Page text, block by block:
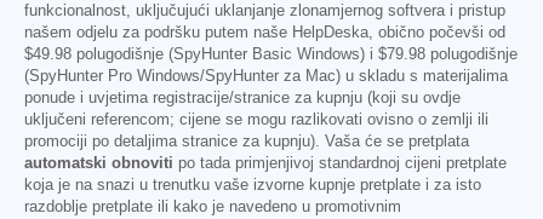
funkcionalnost, uključujući uklanjanje zlonamjernog softvera i pristup
našem odjelu za podršku putem naše HelpDeska, obično počevši od
$49.98 polugodišnje (SpyHunter Basic Windows) i $79.98 polugodišnje
(SpyHunter Pro Windows/SpyHunter za Mac) u skladu s materijalima
ponude i uvjetima registracije/stranice za kupnju (koji su ovdje
uključeni referencom; cijene se mogu razlikovati ovisno o zemlji ili
promociji po detaljima stranice za kupnju). Vaša će se pretplata
automatski obnoviti po tada primjenjivoj standardnoj cijeni pretplate
koja je na snazi u trenutku vaše izvorne kupnje pretplate i za isto
razdoblje pretplate ili kako je navedeno u promotivnim